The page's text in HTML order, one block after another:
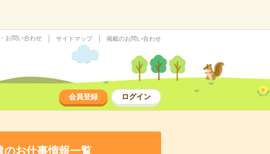
お問い合わせ サイトマップ 掲載のお問い合わせ
会員登録 ログイン
のお仕事情報一覧